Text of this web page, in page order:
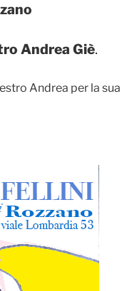
Andrea Giè.
Andrea per la sua